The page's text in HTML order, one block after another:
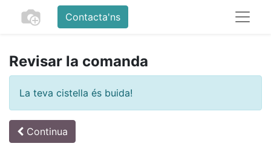
Contacta'ns
Revisar la comanda
La teva cistella és buida!
Continua